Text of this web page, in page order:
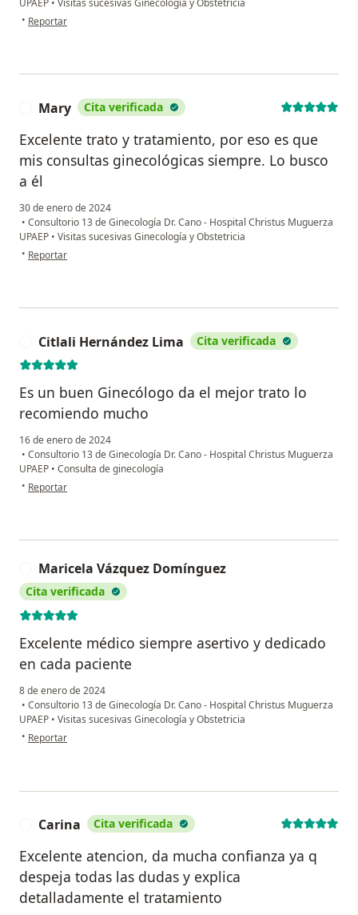
• en opinión del usuario Martha Montejano
Reportar
Mary Cita verificada
Excelente trato y tratamiento, por eso es que
mis consultas ginecológicas siempre. Lo busco
a él
30 de enero de 2024
• Consultorio 13 de Ginecología Dr. Cano - Hospital Christus Muguerza
UPAEP • Visitas sucesivas Ginecología y Obstetricia
• en opinión del usuario Mary
Reportar
Citlali Hernández Lima Cita verificada
Es un buen Ginecólogo da el mejor trato lo
recomiendo mucho
16 de enero de 2024
• Consultorio 13 de Ginecología Dr. Cano - Hospital Christus Muguerza
UPAEP • Consulta de ginecología
• en opinión del usuario Citlali Hernández Lima
Reportar
Maricela Vázquez Domínguez
Cita verificada
Excelente médico siempre asertivo y dedicado
en cada paciente
8 de enero de 2024
• Consultorio 13 de Ginecología Dr. Cano - Hospital Christus Muguerza
UPAEP • Visitas sucesivas Ginecología y Obstetricia
• en opinión del usuario Maricela Vázquez Domínguez
Reportar
Carina Cita verificada
Excelente atencion, da mucha confianza ya q
despeja todas las dudas y explica
detalladamente el tratamiento